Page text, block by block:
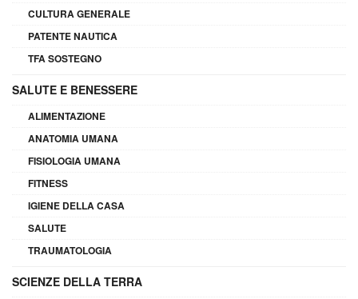
CULTURA GENERALE
PATENTE NAUTICA
TFA SOSTEGNO
SALUTE E BENESSERE
ALIMENTAZIONE
ANATOMIA UMANA
FISIOLOGIA UMANA
FITNESS
IGIENE DELLA CASA
SALUTE
TRAUMATOLOGIA
SCIENZE DELLA TERRA